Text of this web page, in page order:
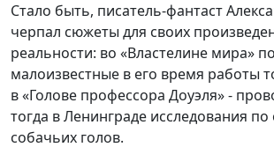
Стало быть, писатель-фантаст
черпал сюжеты для своих
реальности: во «Властелине мира»
малоизвестные в его время работы
в «Голове профессора Доуэля» -
тогда в Ленинграде исследования
собачьих голов.